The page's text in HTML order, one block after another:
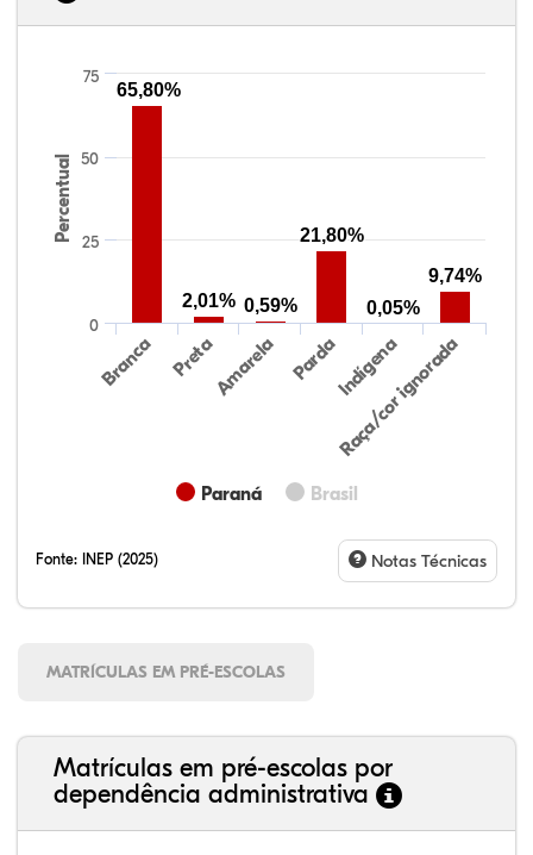
Percentual
Paraná Brasil
Branca PretaAmarela PardaIndígena
Raça/cor ignorada
0
25
50
75
65,80%
2,01% 0,59%
21,80%
0,05%
9,74%
Fonte: INEP (2025) Notas Técnicas
MATRÍCULAS EM PRÉ-ESCOLAS
Matrículas em pré-escolas por
dependência administrativa